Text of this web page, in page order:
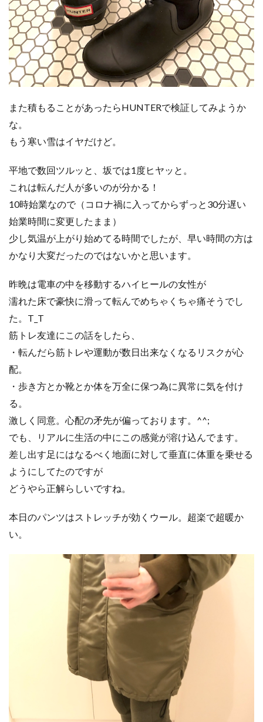
また積もることがあったらHUNTERで検証してみようか
な。
もう寒い雪はイヤだけど。
平地で数回ツルッと、坂では1度ヒヤッと。
これは転んだ人が多いのが分かる！
10時始業なので（コロナ禍に入ってからずっと30分遅い
始業時間に変更したまま）
少し気温が上がり始めてる時間でしたが、早い時間の方は
かなり大変だったのではないかと思います。
昨晩は電車の中を移動するハイヒールの女性が
濡れた床で豪快に滑って転んでめちゃくちゃ痛そうでし
た。T_T
筋トレ友達にこの話をしたら、
・転んだら筋トレや運動が数日出来なくなるリスクが心
配。
・歩き方とか靴とか体を万全に保つ為に異常に気を付け
る。
激しく同意。心配の矛先が偏っております。^^;
でも、リアルに生活の中にこの感覚が溶け込んでます。
差し出す足にはなるべく地面に対して垂直に体重を乗せる
ようにしてたのですが
どうやら正解らしいですね。
本日のパンツはストレッチが効くウール。超楽で超暖か
い。